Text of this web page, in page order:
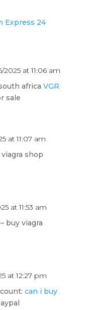
Express 24
2025 at 11:06 am
africa VGR
sale
at 11:07 am
viagra shop
at 11:53 am
– buy viagra
at 12:27 pm
can i buy